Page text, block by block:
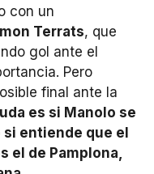
con un
Terrats, que
gol ante el
Pero
final ante la
es si Manolo se
si entiende que el
el de Pamplona,